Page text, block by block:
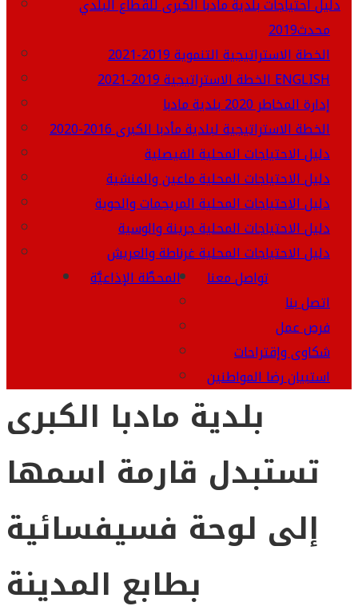
دليل احتياجات بلدية مادبا الكبرى للقطاع البلدي
محدث2019
الخطة الاستراتيجية التنموية 2019-2021
الخطة الاستراتيجية 2019-2021 ENGLISH
إدارة المخاطر 2020 بلدية مادبا
الخطة الاستراتيجية لبلدية مأدبا الكبرى 2016-2020
دليل الاحتياجات المحلية الفيصلية
دليل الاحتياجات المحلية ماعين والمنشية
دليل الاحتياجات المحلية المريجمات والحوية
دليل الاحتياجات المحلية جرينة والوسية
دليل الاحتياجات المحلية غرناطة والعريش
تواصل معنا
اتصل بنا
فرص عمل
شكاوى وإقتراحات
استبيان رضا المواطنين
المحطَّة الإذاعيَّة
بلدية مادبا الكبرى
تستبدل قارمة اسمها
إلى لوحة فسيفسائية
بطابع المدينة